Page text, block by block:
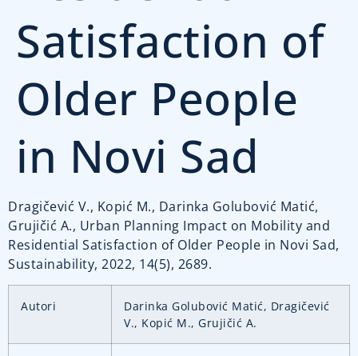
Satisfaction of
Older People
in Novi Sad
Dragičević V., Kopić M., Darinka Golubović Matić,
Grujičić A., Urban Planning Impact on Mobility and
Residential Satisfaction of Older People in Novi Sad,
Sustainability, 2022, 14(5), 2689.
Autori
Darinka Golubović Matić, Dragičević
V., Kopić M., Grujičić A.